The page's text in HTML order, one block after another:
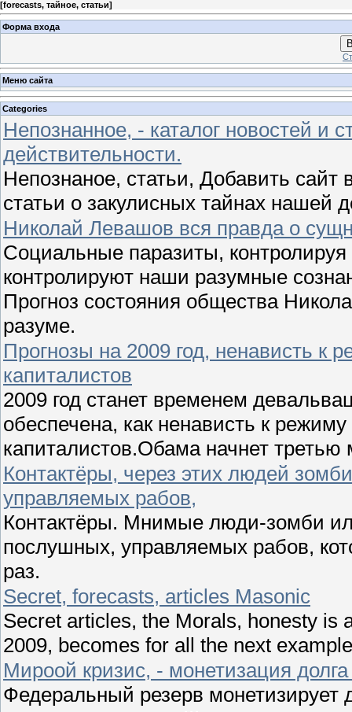
[forecasts, тайное, статьи]
Форма входа
Меню сайта
Categories
Непознанное, - каталог новостей и
действительности.
Непознаное, статьи, Добавить сайт
статьи о закулисных тайнах нашей
Николай Левашов вся правда о
Социальные паразиты,
контролируют наши разумные
Прогноз состояния общества
разуме.
Прогнозы на 2009 год, ненависть к
капиталистов
2009 год станет временем
обеспечена, как ненависть к
капиталистов.Обама начнет
Контактёры, через этих людей
управляемых рабов,
Контактёры. Мнимые люди-зомби
послушных, управляемых рабов,
раз.
Secret, forecasts, articles Masonic
Secret articles, the Morals, honesty is
2009, becomes for all the next
Мироой кризис, - монетизация
Федеральный резерв монетизирует